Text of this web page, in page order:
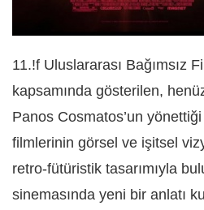
11.!f Uluslararası Bağımsız
kapsamında gösterilen,
Panos Cosmatos’un
filmlerinin görsel ve işitsel
retro-fütüristik tasarımıyla
sinemasında yeni bir anlatı